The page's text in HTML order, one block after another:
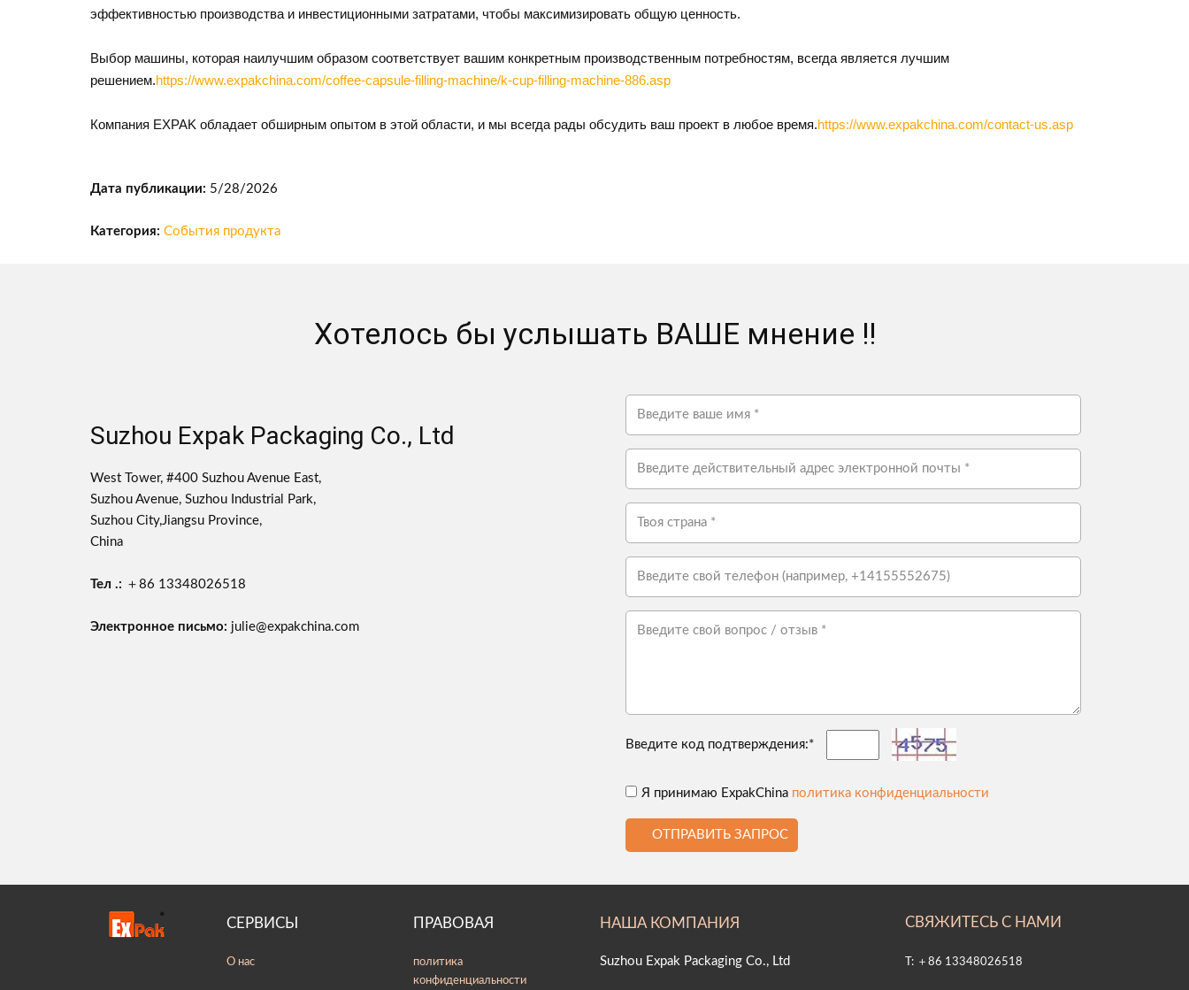
эффективностью производства и инвестиционными затратами, чтобы максимизировать общую ценность.
Выбор машины, которая наилучшим образом соответствует вашим конкретным производственным потребностям, всегда является лучшим
решением.https://www.expakchina.com/coffee-capsule-filling-machine/k-cup-filling-machine-886.asp
Компания EXPAK обладает обширным опытом в этой области, и мы всегда рады обсудить ваш проект в любое время.https://www.expakchina.com/contact-us.asp
Дата публикации: 5/28/2026
Категория: События продукта
Хотелось бы услышать ВАШЕ мнение !!
Suzhou Expak Packaging Co., Ltd
West Tower, #400 Suzhou Avenue East,
Suzhou Avenue, Suzhou Industrial Park,
Suzhou City,Jiangsu Province,
China
Тел .: ＋86 13348026518
Электронное письмо: julie@expakchina.com
Введите код подтверждения:*
Я принимаю ExpakChina политика конфиденциальности
ОТПРАВИТЬ ЗАПРОС
СЕРВИСЫ
О нас
ПРАВОВАЯ
политика
конфиденциальности
НАША КОМПАНИЯ
Suzhou Expak Packaging Co., Ltd
СВЯЖИТЕСЬ С НАМИ
T: ＋86 13348026518